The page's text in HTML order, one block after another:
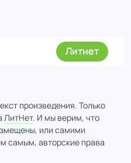
Литнет
произведения. Только
ЛитНет. И мы верим, что
или самими
самым, авторские права